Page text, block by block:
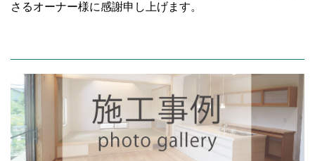
さるオーナー様に感謝申し上げます。